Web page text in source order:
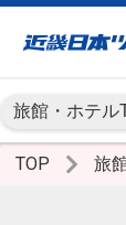
旅館・ホテル
TOP 旅